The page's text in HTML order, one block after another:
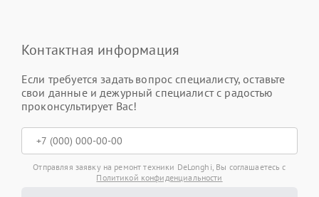
Контактная информация
Если требуется задать вопрос специалисту, оставьте
свои данные и дежурный специалист с радостью
проконсультирует Вас!
Отправляя заявку на ремонт техники DeLonghi, Вы соглашаетесь с
Политикой конфиденциальности